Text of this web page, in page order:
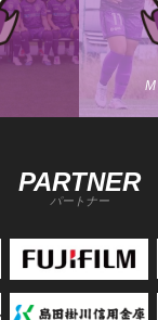
PARTNER
パートナー